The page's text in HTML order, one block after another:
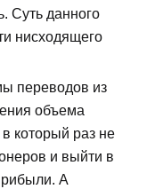
Суть данного
нисходящего
переводов из
объема
который раз не
и выйти в
А